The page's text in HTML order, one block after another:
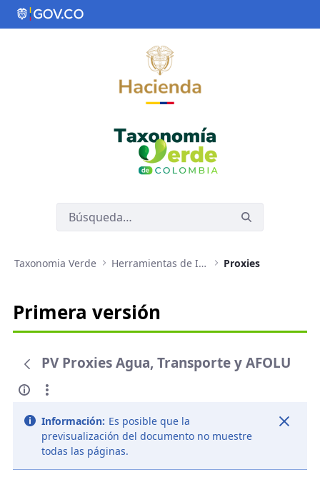
Saltar al contenido principal
Taxonomia Verde Herramientas de Implementación de Taxonomía Verde Proxies
Primera versión
PV Proxies Agua, Transporte y AFOLU
Información: Es posible que la
previsualización del documento no muestre
todas las páginas.